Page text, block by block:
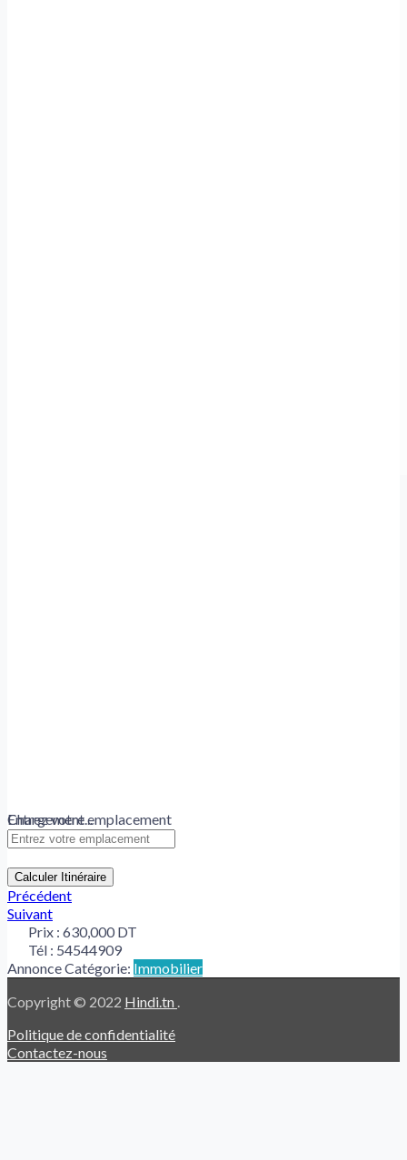
Chargement...
Entrez votre emplacement
Calculer Itinéraire
Précédent
Suivant
Prix : 630,000 DT
Tél : 54544909
Annonce Catégorie: Immobilier
Copyright © 2022 Hindi.tn .
Politique de confidentialité
Contactez-nous